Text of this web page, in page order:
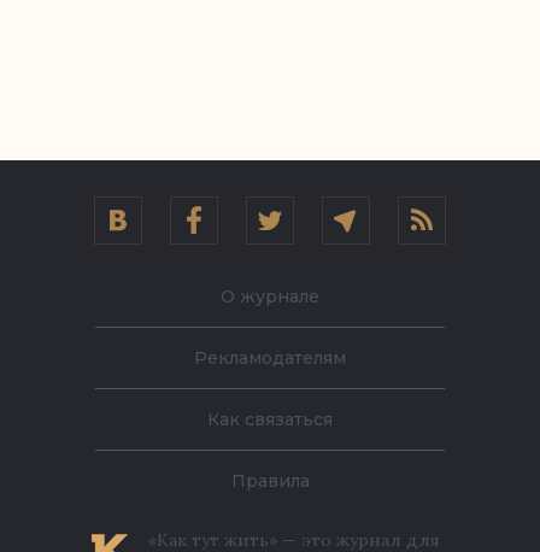
«Как тут жить» — это журнал для
О журнале
Рекламодателям
Как связаться
Правила